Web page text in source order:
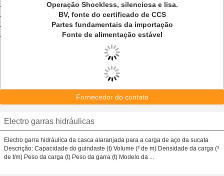
Operação Shockless, silenciosa e lisa.
BV, fonte do certificado de CCS
Partes fundamentais da importação
Fonte de alimentação estável
Fornecedor do contato
Electro garras hidráulicas
Electro garra hidráulica da casca alaranjada para a carga de aço da sucata
Descrição: Capacidade do guindaste (t) Volume (³ de m) Densidade da carga (³
de t/m) Peso da carga (t) Peso da garra (t) Modelo da ...